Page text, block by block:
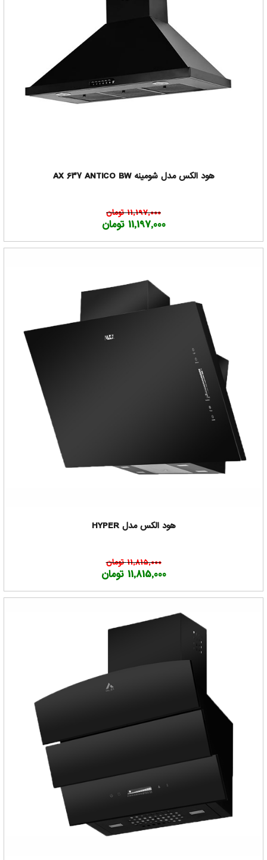
هود الکس مدل شومینه AX 637 ANTICO BW
11,197,000 تومان
11,197,000 تومان
هود الکس مدل HYPER
11,815,000 تومان
11,815,000 تومان